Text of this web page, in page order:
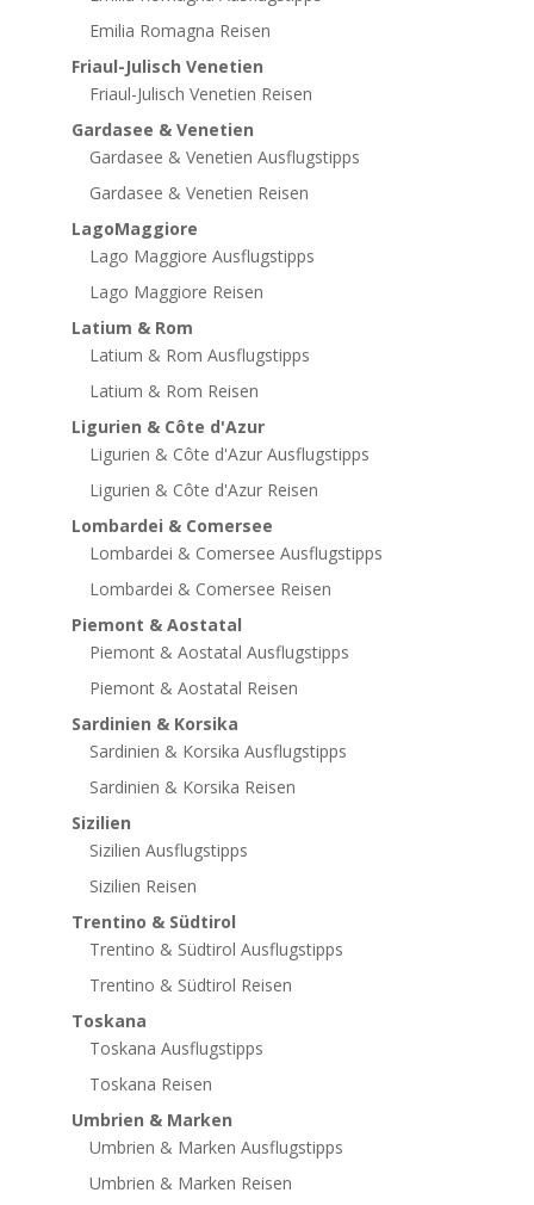
Emilia Romagna Reisen
Friaul-Julisch Venetien
Friaul-Julisch Venetien Reisen
Gardasee & Venetien
Gardasee & Venetien Ausflugstipps
Gardasee & Venetien Reisen
LagoMaggiore
Lago Maggiore Ausflugstipps
Lago Maggiore Reisen
Latium & Rom
Latium & Rom Ausflugstipps
Latium & Rom Reisen
Ligurien & Côte d'Azur
Ligurien & Côte d'Azur Ausflugstipps
Ligurien & Côte d'Azur Reisen
Lombardei & Comersee
Lombardei & Comersee Ausflugstipps
Lombardei & Comersee Reisen
Piemont & Aostatal
Piemont & Aostatal Ausflugstipps
Piemont & Aostatal Reisen
Sardinien & Korsika
Sardinien & Korsika Ausflugstipps
Sardinien & Korsika Reisen
Sizilien
Sizilien Ausflugstipps
Sizilien Reisen
Trentino & Südtirol
Trentino & Südtirol Ausflugstipps
Trentino & Südtirol Reisen
Toskana
Toskana Ausflugstipps
Toskana Reisen
Umbrien & Marken
Umbrien & Marken Ausflugstipps
Umbrien & Marken Reisen